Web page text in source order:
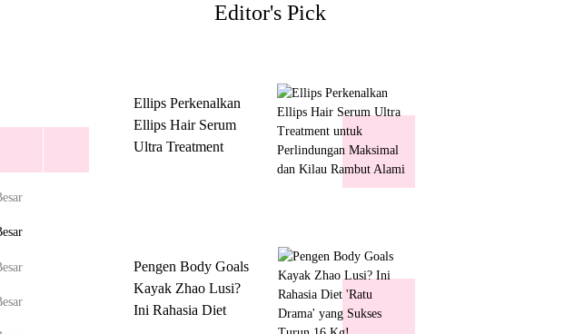
Editor's Pick
Ellips Perkenalkan
Ellips Hair Serum
Ultra Treatment
Pengen Body Goals
Kayak Zhao Lusi?
Ini Rahasia Diet